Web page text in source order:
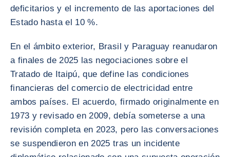
deficitarios y el incremento de las aportaciones del
Estado hasta el 10 %.
En el ámbito exterior, Brasil y Paraguay reanudaron
a finales de 2025 las negociaciones sobre el
Tratado de Itaipú, que define las condiciones
financieras del comercio de electricidad entre
ambos países. El acuerdo, firmado originalmente en
1973 y revisado en 2009, debía someterse a una
revisión completa en 2023, pero las conversaciones
se suspendieron en 2025 tras un incidente